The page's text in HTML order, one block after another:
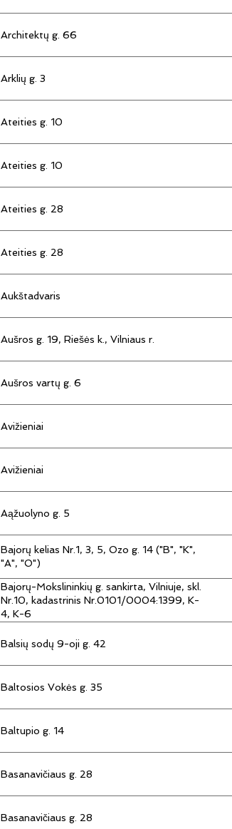
Architektų g. 66
Arklių g. 3
Ateities g. 10
Ateities g. 10
Ateities g. 28
Ateities g. 28
Aukštadvaris
Aušros g. 19, Riešės k., Vilniaus r.
Aušros vartų g. 6
Avižieniai
Avižieniai
Aąžuolyno g. 5
Bajorų kelias Nr.1, 3, 5, Ozo g. 14 ("B", "K",
"A", "O")
Bajorų-Mokslininkių g. sankirta, Vilniuje, skl.
Nr.10, kadastrinis Nr.0101/0004:1399, K-
4, K-6
Balsių sodų 9-oji g. 42
Baltosios Vokės g. 35
Baltupio g. 14
Basanavičiaus g. 28
Basanavičiaus g. 28